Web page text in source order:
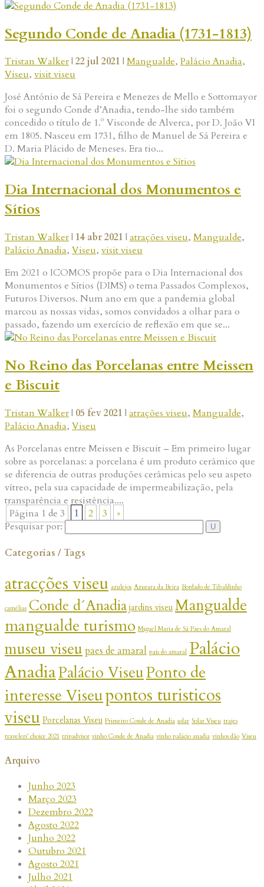
Segundo Conde de Anadia (1731-1813)
Tristan Walker| 22 jul 2021 | Mangualde, Palácio Anadia,
Viseu, visit viseu
José António de Sá Pereira e Menezes de Mello e Sottomayor
foi o segundo Conde d’Anadia, tendo-lhe sido também
concedido o título de 1.º Visconde de Alverca, por D. João VI
em 1805. Nasceu em 1731, filho de Manuel de Sá Pereira e
D. Maria Plácido de Meneses. Era tio...
Dia Internacional dos Monumentos e
Sítios
Tristan Walker| 14 abr 2021 | atrações viseu, Mangualde,
Palácio Anadia, Viseu, visit viseu
Em 2021 o ICOMOS propõe para o Dia Internacional dos
Monumentos e Sítios (DIMS) o tema Passados Complexos,
Futuros Diversos. Num ano em que a pandemia global
marcou as nossas vidas, somos convidados a olhar para o
passado, fazendo um exercício de reflexão em que se...
No Reino das Porcelanas entre Meissen
e Biscuit
Tristan Walker| 05 fev 2021 | atrações viseu, Mangualde,
Palácio Anadia, Viseu
As Porcelanas entre Meissen e Biscuit – Em primeiro lugar
sobre as porcelanas: a porcelana é um produto cerâmico que
se diferencia de outras produções cerâmicas pelo seu aspeto
vítreo, pela sua capacidade de impermeabilização, pela
transparência e resistência....
Página 1 de 3
1 2 3
»
Pesquisar por:
U
Categorias / Tags
atracções viseu azulejos Azurara da Beira Bordado de Tibaldinho
camélias Conde d´Anadia jardins viseu Mangualde
mangualde turismo Miguel Maria de Sá Paes do Amaral
museu viseu paes de amaral pais do amaral Palácio
AnadiaPalácio ViseuPonto de
interesse Viseupontos turisticos
viseu Porcelanas Viseu Primeiro Conde de Anadia solar Solar Viseu trajes
travelers' choice 2021 tripadvisor vinho Conde de Anadia vinho palácio anadia vinhos dão Viseu
Arquivo
Junho 2023
Março 2023
Dezembro 2022
Agosto 2022
Junho 2022
Outubro 2021
Agosto 2021
Julho 2021